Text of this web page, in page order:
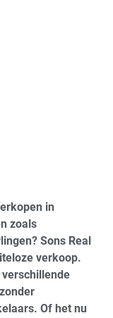
in
zoals
Sons Real
verkoop.
Of het nu